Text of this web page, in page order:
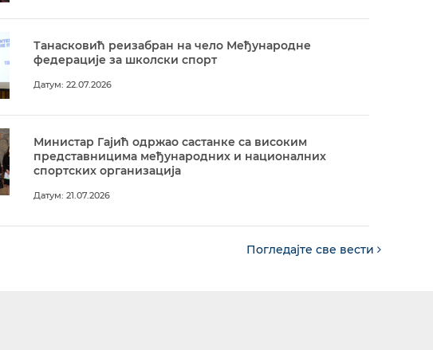
Танасковић реизабран на чело Међународне
федерације за школски спорт
Датум: 22.07.2026
Министар Гајић одржао састанке са високим
представницима међународних и националних
спортских организација
Датум: 21.07.2026
Погледајте све вести